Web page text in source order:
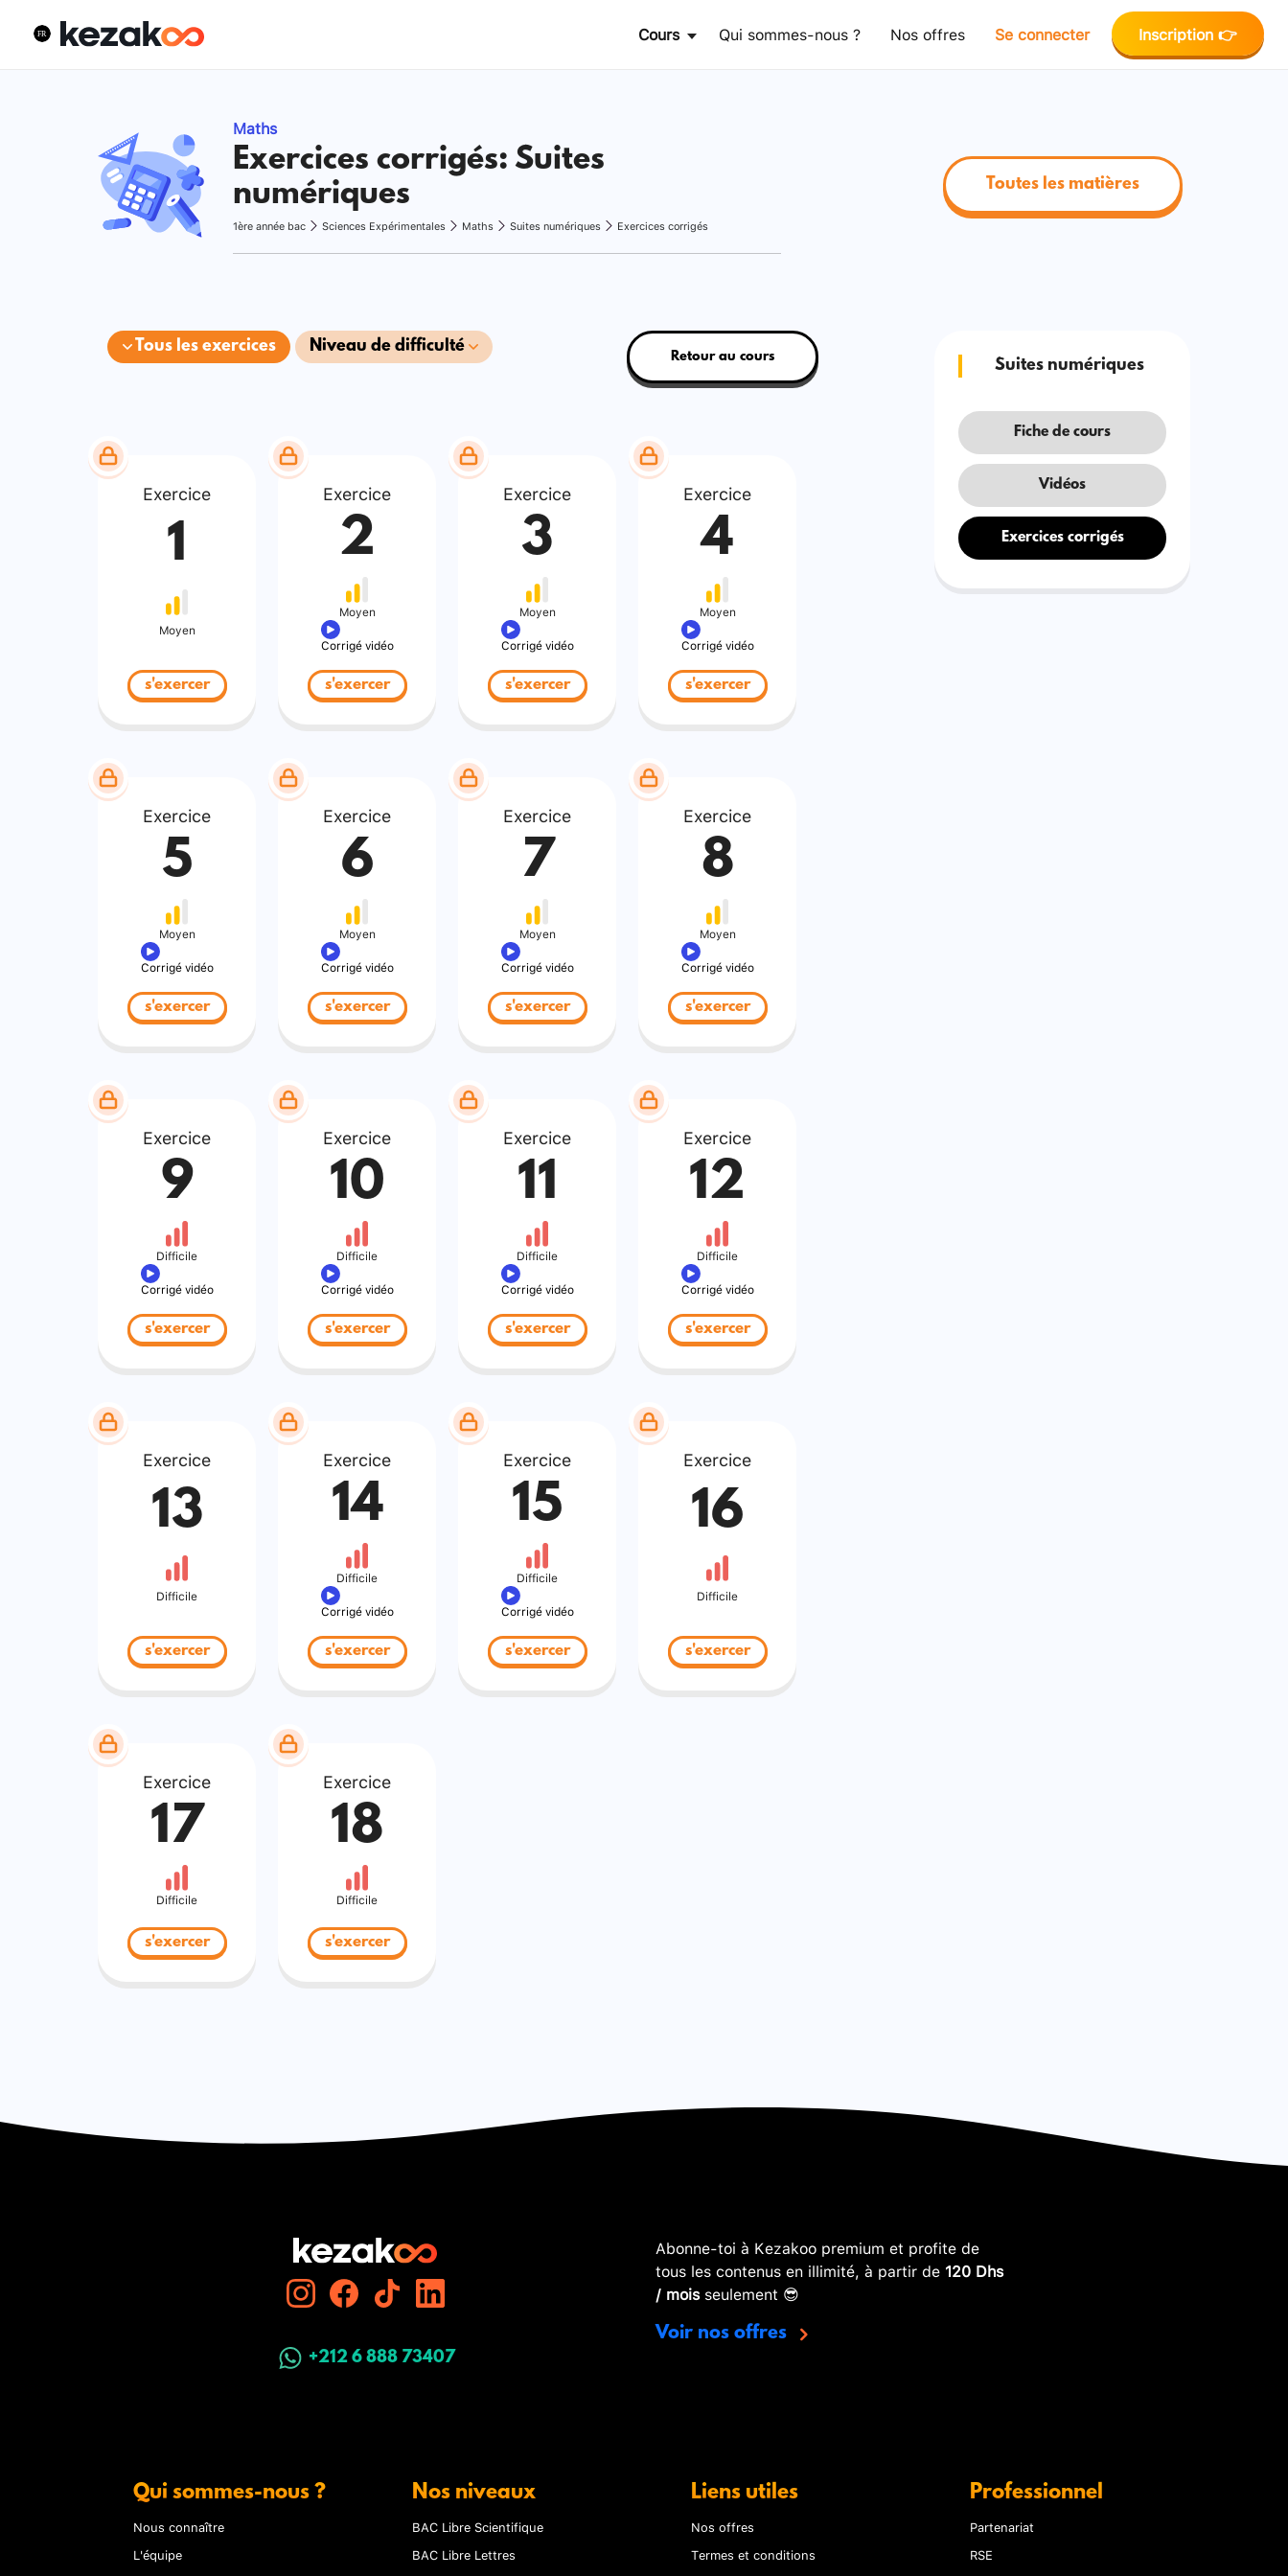
Cours Qui sommes-nous ? Nos offres Se connecter Inscription 👉
Maths
Exercices corrigés: Suites
numériques
1ère année bac Sciences Expérimentales Maths Suites numériques Exercices corrigés
Toutes les matières
Tous les exercices Niveau de difficulté
Retour au cours
Exercice
1
Moyen
s'exercer
Exercice
2
Moyen
Corrigé vidéo
s'exercer
Exercice
3
Moyen
Corrigé vidéo
s'exercer
Exercice
4
Moyen
Corrigé vidéo
s'exercer
Exercice
5
Moyen
Corrigé vidéo
s'exercer
Exercice
6
Moyen
Corrigé vidéo
s'exercer
Exercice
7
Moyen
Corrigé vidéo
s'exercer
Exercice
8
Moyen
Corrigé vidéo
s'exercer
Exercice
9
Difficile
Corrigé vidéo
s'exercer
Exercice
10
Difficile
Corrigé vidéo
s'exercer
Exercice
11
Difficile
Corrigé vidéo
s'exercer
Exercice
12
Difficile
Corrigé vidéo
s'exercer
Exercice
13
Difficile
s'exercer
Exercice
14
Difficile
Corrigé vidéo
s'exercer
Exercice
15
Difficile
Corrigé vidéo
s'exercer
Exercice
16
Difficile
s'exercer
Exercice
17
Difficile
s'exercer
Exercice
18
Difficile
s'exercer
Suites numériques
Fiche de cours
Vidéos
Exercices corrigés
+212 6 888 73407
Abonne-toi à Kezakoo premium et profite de
tous les contenus en illimité, à partir de 120 Dhs
/ moisseulement 😎
Voir nos offres
Qui sommes-nous ?
Nous connaître
L'équipe
Nos niveaux
BAC Libre Scientifique
BAC Libre Lettres
Liens utiles
Nos offres
Termes et conditions
Professionnel
Partenariat
RSE